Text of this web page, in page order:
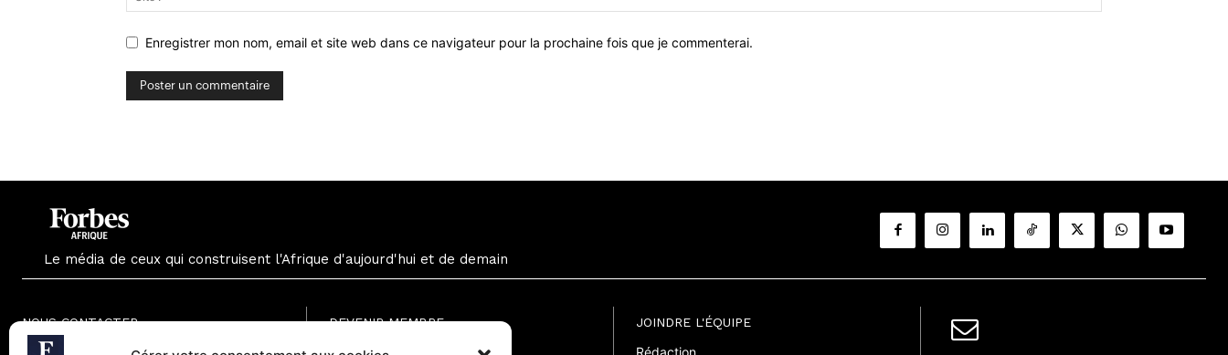
Enregistrer mon nom, email et site web dans ce navigateur pour la prochaine fois que je commenterai.
Le média de ceux qui construisent l'Afrique d'aujourd'hui et de demain
NOUS CONTACTER DEVENIR MEMBRE JOINDRE L'ÉQUIPE
Rédaction